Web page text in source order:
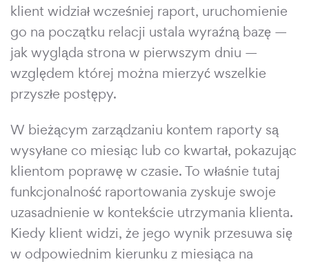
klient widział wcześniej raport, uruchomienie
go na początku relacji ustala wyraźną bazę —
jak wygląda strona w pierwszym dniu —
względem której można mierzyć wszelkie
przyszłe postępy.
W bieżącym zarządzaniu kontem raporty są
wysyłane co miesiąc lub co kwartał, pokazując
klientom poprawę w czasie. To właśnie tutaj
funkcjonalność raportowania zyskuje swoje
uzasadnienie w kontekście utrzymania klienta.
Kiedy klient widzi, że jego wynik przesuwa się
w odpowiednim kierunku z miesiąca na